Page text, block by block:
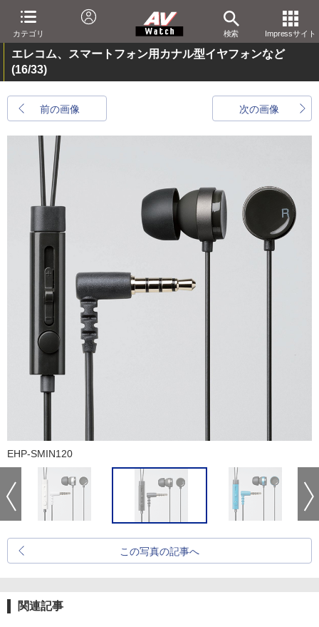
カテゴリ 検索 Impressサイト
エレコム、スマートフォン用カナル型イヤフォンなど
(16/33)
前の画像 次の画像
EHP-SMIN120
この写真の記事へ
関連記事